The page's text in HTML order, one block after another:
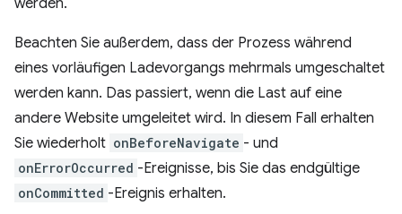
werden.
Beachten Sie außerdem, dass der Prozess während
eines vorläufigen Ladevorgangs mehrmals umgeschaltet
werden kann. Das passiert, wenn die Last auf eine
andere Website umgeleitet wird. In diesem Fall erhalten
Sie wiederholt onBeforeNavigate - und
onErrorOccurred -Ereignisse, bis Sie das endgültige
onCommitted -Ereignis erhalten.